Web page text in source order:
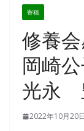
寄稿
修養会
岡崎
光永
2022年10月20日